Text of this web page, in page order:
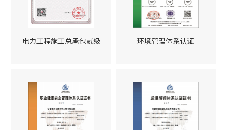
电力工程施工总承包贰级 环境管理体系认证